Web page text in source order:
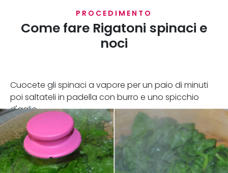
PROCEDIMENTO
Come fare Rigatoni spinaci e
noci
Cuocete gli spinaci a vapore per un paio di minuti
poi saltateli in padella con burro e uno spicchio
d'aglio